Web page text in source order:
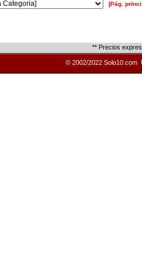
[Pág.
** Precios
© 2002/2022 Solo10.com